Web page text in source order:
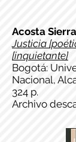
Acosta
Justicia
[inquietante]
Bogotá:
Nacional,
324 p.
Archivo